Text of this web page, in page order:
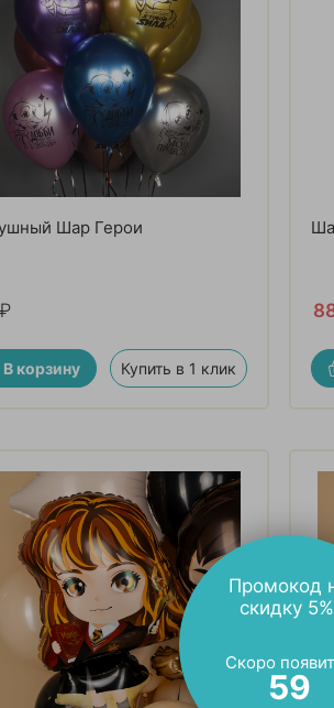
Шар Герои
₽
В корзину Купить в 1 клик
Промокод
скидку
Скоро
57